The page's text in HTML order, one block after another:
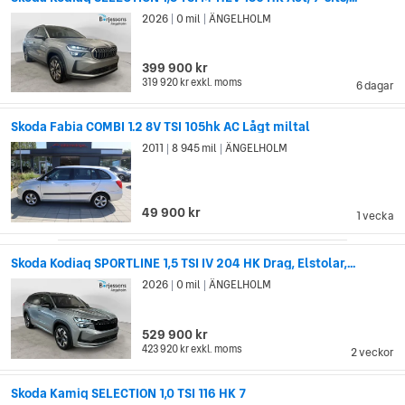
6 dagar
2026 0 mil ÄNGELHOLM
399 900 kr
319 920 krexkl. moms
Skoda Fabia COMBI 1.2 8V TSI 105hk AC Lågt miltal
1 vecka
2011 8 945 mil ÄNGELHOLM
49 900 kr
Skoda Kodiaq SPORTLINE 1,5 TSI IV 204 HK Drag, Elstolar,...
2 veckor
2026 0 mil ÄNGELHOLM
529 900 kr
423 920 krexkl. moms
Skoda Kamiq SELECTION 1,0 TSI 116 HK 7